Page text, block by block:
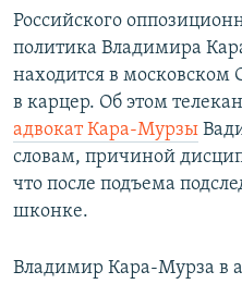
Все сайты RFE/RL
Российского
политика Владимира
находится в
в карцер. Об этом
адвокат Кара-Мурзы
словам, причиной
что после подъема
шконке.
Владимир Кара-Мурза в